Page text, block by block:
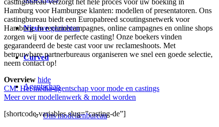
Nieuwegezichten
Curved
Agentschap
Ons modellenbureau
Hamburg voor Hamburgse klanten: modellen of presentatoren. Ons
castingbureau biedt een Europabreed scoutingsnetwerk voor
Hamburg. In reclamecampagnes, online campagnes en online shops
zorgen wij voor de perfecte casting! Onze boekers vinden
gegarandeerd de beste cast voor uw reclameshoots. Met
betrouwbare partnerbureaus organiseren we snel een goede selectie,
neem contact op!
Overview hide
CM: Het media-agentschap voor mode en castings
Meer over modellenwerk & model worden
[shortcode-variables slug=”casting-de”]